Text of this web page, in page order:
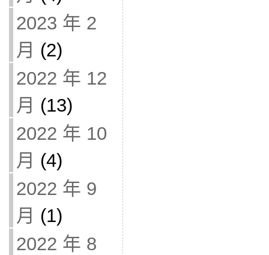
2023 年 2
月 (2)
2022 年 12
月 (13)
2022 年 10
月 (4)
2022 年 9
月 (1)
2022 年 8